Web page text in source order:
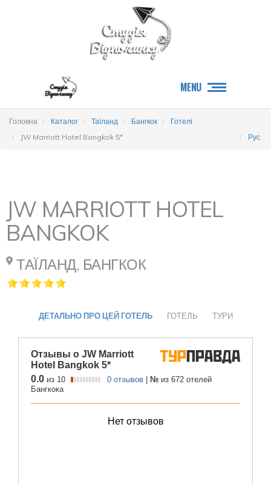
MENU
Головна Каталог Таїланд Бангкок
Готелі
JW Marriott Hotel Bangkok 5*
Рус.
JW MARRIOTT HOTEL
BANGKOK
ТАЇЛАНД, БАНГКОК
ДЕТАЛЬНО ПРО ЦЕЙ ГОТЕЛЬ ГОТЕЛЬ ТУРИ